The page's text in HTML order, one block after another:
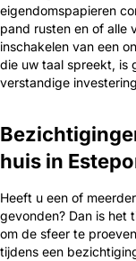
eigendomspapieren
pand rusten en of alle
inschakelen van een
die uw taal spreekt, is
verstandige
huis in
Heeft u een of
gevonden? Dan is het
om de sfeer te
tijdens een